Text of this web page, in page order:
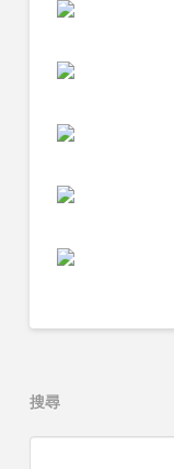
搜尋